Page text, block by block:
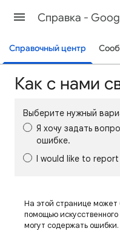
Cправка -
Справочный центр
Как с нами
Выберите нужный
Я хочу задать
ошибке.
I would like to
На этой странице может
помощью
могут содержать ошибки.